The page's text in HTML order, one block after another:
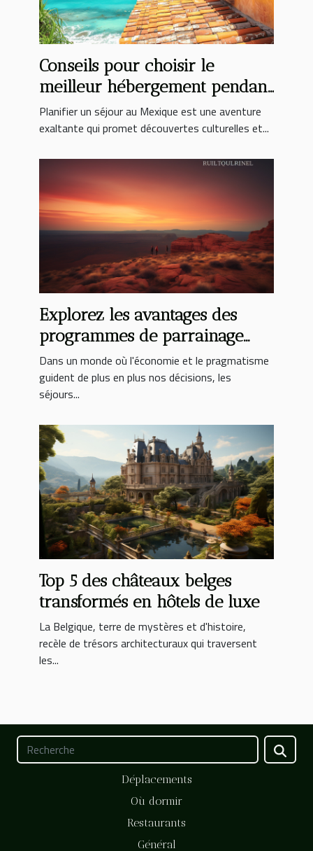
Conseils pour choisir le
meilleur hébergement pendant
votre séjour au Mexique
Planifier un séjour au Mexique est une aventure
exaltante qui promet découvertes culturelles et...
Explorez les avantages des
programmes de parrainage
pour des séjours économiques
Dans un monde où l'économie et le pragmatisme
guident de plus en plus nos décisions, les
séjours...
Top 5 des châteaux belges
transformés en hôtels de luxe
La Belgique, terre de mystères et d'histoire,
recèle de trésors architecturaux qui traversent
les...
Déplacements
Où dormir
Restaurants
Général